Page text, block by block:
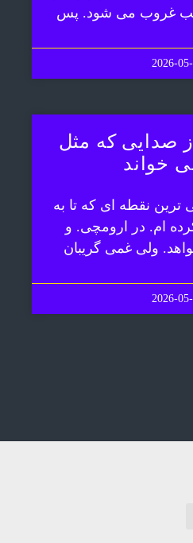
2026-
صدایی که مثل
خواند
نقطه ای که تا به
ام. در ارومچی. و
ولی غمی گریبان
2026-